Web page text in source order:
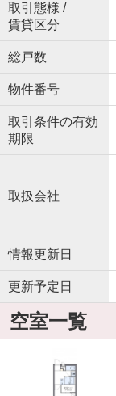
取引態様 /
賃貸区分
総戸数
物件番号
取引条件の有効
期限
取扱会社
情報更新日
更新予定日
空室一覧